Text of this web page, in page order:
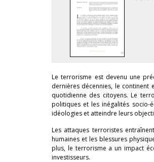
Le terrorisme est devenu une
dernières décennies, le
quotidienne des citoyens. Le
politiques et les inégalités socio-
idéologies et atteindre leurs
Les attaques terroristes
humaines et les blessures
plus, le terrorisme a un impact
investisseurs.